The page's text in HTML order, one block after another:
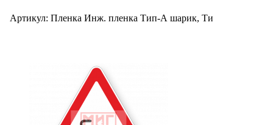
Артикул: Пленка Инж. пленка Тип-А шарик, Ти